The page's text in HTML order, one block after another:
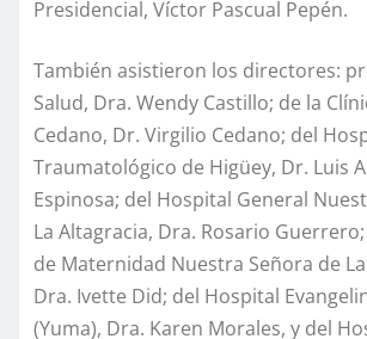
Presidencial, Víctor Pascual Pepén.
También asistieron los directores:
Salud, Dra. Wendy Castillo; de la
Cedano, Dr. Virgilio Cedano; del
Traumatológico de Higüey, Dr. Luis
Espinosa; del Hospital General
La Altagracia, Dra. Rosario
de Maternidad Nuestra Señora de
Dra. Ivette Did; del Hospital
(Yuma), Dra. Karen Morales, y del